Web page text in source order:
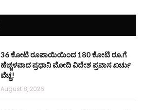
36 ಕೋಟಿ ರೂಪಾಯಿಯಿಂದ 180 ಕೋಟಿ ರೂ.ಗೆ
ಹೆಚ್ಚಳವಾದ ಪ್ರಧಾನಿ ಮೋದಿ ವಿದೇಶ ಪ್ರವಾಸ ಖರ್ಚು
ವೆಚ್ಚ!
August 8, 2026